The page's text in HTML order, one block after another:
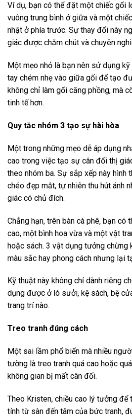
Ví dụ, bạn có thể đặt một chiếc gối
vuông trung bình ở giữa và một
nhật ở phía trước. Sự thay đổi này
giác được chăm chút và chuyên
Một mẹo nhỏ là bạn nên sử dụng
tay chém nhẹ vào giữa gối để tạo
không chỉ làm gối căng phồng, mà
tinh tế hơn.
Quy tắc nhóm 3 tạo sự hài hòa
Một trong những mẹo dễ áp dụng
cao trong việc tạo sự cân đối thị
theo nhóm ba. Sự sắp xếp này hình
chéo đẹp mắt, tự nhiên thu hút ánh
giác có chủ đích.
Chẳng hạn, trên bàn cà phê, bạn có
cao, một bình hoa vừa và một vật
hoặc sách. 3 vật dụng tưởng chừng
màu sắc hay phong cách nhưng lại
Kỹ thuật này không chỉ dành riêng
dụng được ở lò sưởi, kệ sách, bệ
trang trí nào.
Treo tranh đúng cách
Một sai lầm phổ biến mà nhiều
tường là treo tranh quá cao hoặc
không gian bị mất cân đối.
Theo Kristen, chiều cao lý tưởng để
tính từ sàn đến tâm của bức tranh,